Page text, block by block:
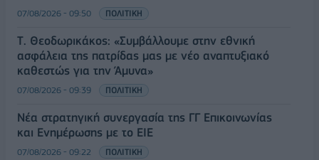
07/08/2026 - 09:50 ΠΟΛΙΤΙΚΗ
Τ. Θεοδωρικάκος: «Συμβάλλουμε στην εθνική
ασφάλεια της πατρίδας μας με νέο αναπτυξιακό
καθεστώς για την Άμυνα»
07/08/2026 - 09:39 ΠΟΛΙΤΙΚΗ
Νέα στρατηγική συνεργασία της ΓΓ Επικοινωνίας
και Ενημέρωσης με το ΕΙΕ
07/08/2026 - 09:22 ΠΟΛΙΤΙΚΗ